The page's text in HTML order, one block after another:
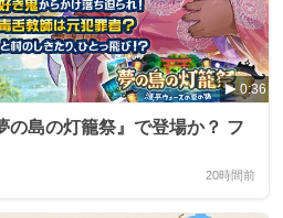
0:36
の島の灯籠祭』で登場か？ フ
20時間前